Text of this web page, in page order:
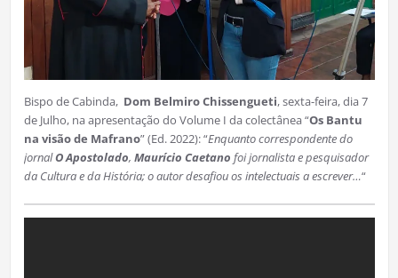
Bispo de Cabinda, Dom Belmiro Chissengueti, sexta-feira, dia 7
de Julho, na apresentação do Volume I da colectânea “Os Bantu
na visão de Mafrano” (Ed. 2022): “Enquanto correspondente do
jornalO Apostolado, Maurício Caetano foi jornalista e pesquisador
da Cultura e da História; o autor desafiou os intelectuais a escrever…“